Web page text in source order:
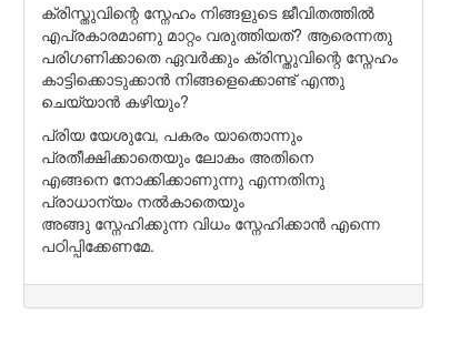
ക്രിസ്തുവിന്റെ സ്നേഹം നിങ്ങളുടെ ജീവിതത്തിൽ
എപ്രകാരമാണു മാറ്റം വരുത്തിയത്? ആരെന്നതു
പരിഗണിക്കാതെ ഏവർക്കും ക്രിസ്തുവിന്റെ സ്നേഹം
കാട്ടിക്കൊടുക്കാൻ നിങ്ങളെക്കൊണ്ട് എന്തു
ചെയ്യാൻ കഴിയും?
പ്രിയ യേശുവേ, പകരം യാതൊന്നും
പ്രതീക്ഷിക്കാതെയും ലോകം അതിനെ
എങ്ങനെ നോക്കിക്കാണുന്നു എന്നതിനു
പ്രാധാന്യം നൽകാതെയും
അങ്ങു സ്നേഹിക്കുന്ന വിധം സ്നേഹിക്കാൻ എന്നെ
പഠിപ്പിക്കേണമേ.